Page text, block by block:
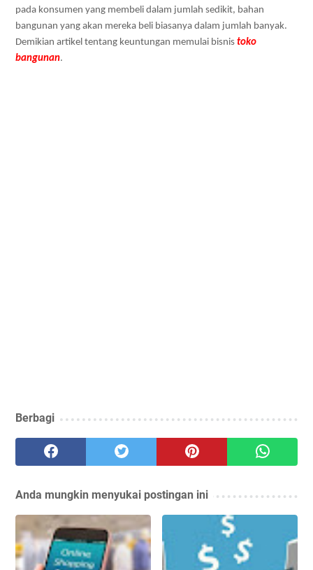
pada konsumen yang membeli dalam jumlah sedikit, bahan
bangunan yang akan mereka beli biasanya dalam jumlah banyak.
Demikian artikel tentang keuntungan memulai bisnis toko
bangunan.
Berbagi
Anda mungkin menyukai postingan ini